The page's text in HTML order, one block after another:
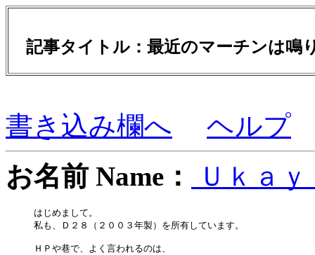
記事タイトル：最近のマーチンは
書き込み欄へ
ヘルプ
お名前 Name：
Ｕｋａ
はじめまして。
私も、Ｄ２８（２００３年製）を所有しています。
ＨＰや巷で、よく言われるのは、